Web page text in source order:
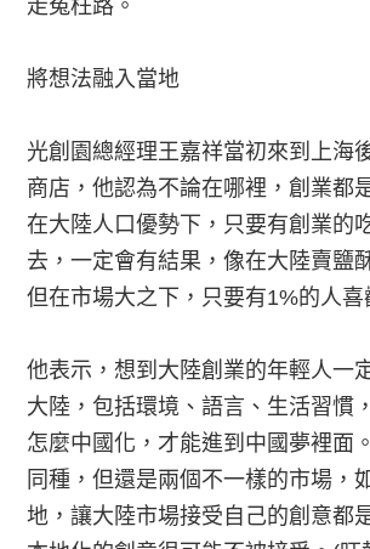
走冤枉路。
將想法融入當地
光創園總經理王嘉祥當初來到上海
商店，他認為不論在哪裡，創業都
在大陸人口優勢下，只要有創業的
去，一定會有結果，像在大陸賣鹽
但在市場大之下，只要有1%的人喜
他表示，想到大陸創業的年輕人一
大陸，包括環境、語言、生活習慣
怎麼中國化，才能進到中國夢裡面
同種，但還是兩個不一樣的市場，
地，讓大陸市場接受自己的創意都